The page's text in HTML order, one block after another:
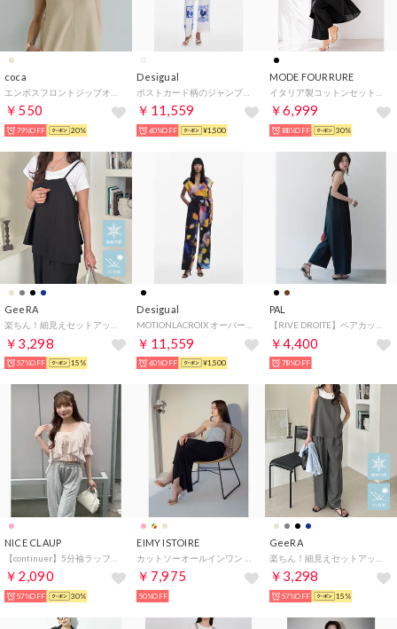
coca
￥550
79%OFF 20%
Desigual
￥11,559
60%OFF ¥1,500
MODE FOURRURE
￥6,999
88%OFF 30%
GeeRA
￥3,298
57%OFF 15%
Desigual
￥11,559
60%OFF ¥1,500
PAL
￥4,400
78%OFF
NICE CLAUP
￥2,090
57%OFF 30%
EIMY ISTOIRE
￥7,975
50%OFF
GeeRA
￥3,298
57%OFF 15%